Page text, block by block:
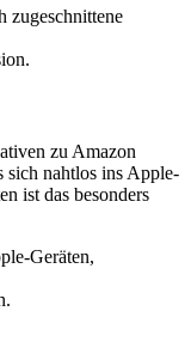
zugeschnittene
zu Amazon
nahtlos ins Apple-
ist das besonders
Geräten,